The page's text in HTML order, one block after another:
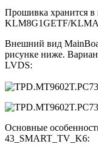
Прошивка хранится
KLM8G1GETF/
Внешний вид
рисунке ниже.
LVDS:
Основные
43_SMART_TV_K6: